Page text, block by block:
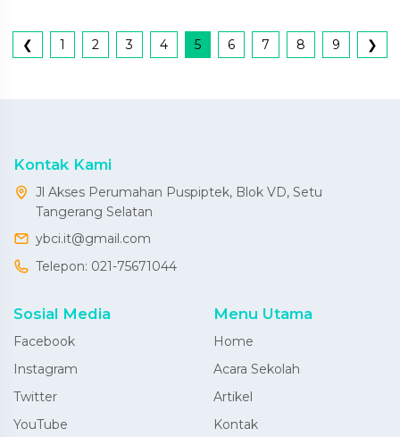
❮ 1 2 3 4 5 6 7 8 9 ❯
Kontak Kami
Jl Akses Perumahan Puspiptek, Blok VD, Setu
Tangerang Selatan
ybci.it@gmail.com
Telepon: 021-75671044
Sosial Media
Facebook
Instagram
Twitter
YouTube
Menu Utama
Home
Acara Sekolah
Artikel
Kontak